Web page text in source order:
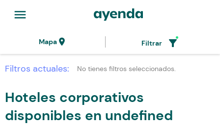
menu
Mapalocation_on Filtrar filter_alt
Filtros actuales: No tienes filtros seleccionados.
Hoteles corporativos
disponibles en undefined